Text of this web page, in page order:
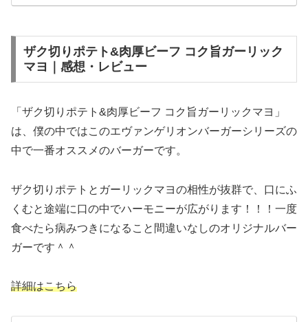
ザク切りポテト&肉厚ビーフ コク旨ガーリック
マヨ｜感想・レビュー
「ザク切りポテト&肉厚ビーフ コク旨ガーリックマヨ」
は、僕の中ではこのエヴァンゲリオンバーガーシリーズの
中で一番オススメのバーガーです。
ザク切りポテトとガーリックマヨの相性が抜群で、口にふ
くむと途端に口の中でハーモニーが広がります！！！一度
食べたら病みつきになること間違いなしのオリジナルバー
ガーです＾＾
詳細はこちら